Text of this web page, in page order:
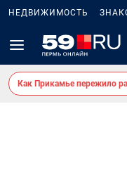
НЕДВИЖИМОСТЬ
Как Прикамье пережило